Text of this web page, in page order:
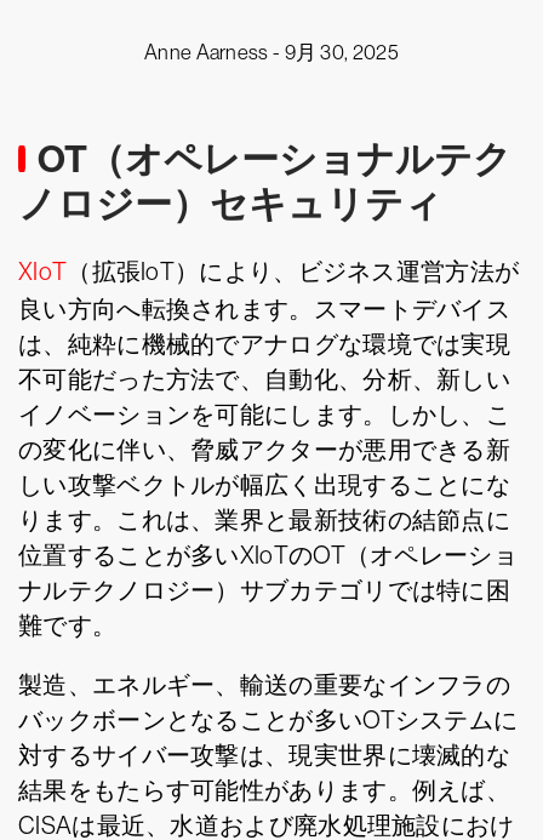
Anne Aarness - 9月 30, 2025
OT（オペレーショナルテク
ノロジー）セキュリティ
XIoT （拡張IoT）により、ビジネス運営方法が
良い方向へ転換されます。スマートデバイス
は、純粋に機械的でアナログな環境では実現
不可能だった方法で、自動化、分析、新しい
イノベーションを可能にします。しかし、こ
の変化に伴い、脅威アクターが悪用できる新
しい攻撃ベクトルが幅広く出現することにな
ります。これは、業界と最新技術の結節点に
位置することが多いXIoTのOT（オペレーショ
ナルテクノロジー）サブカテゴリでは特に困
難です。
製造、エネルギー、輸送の重要なインフラの
バックボーンとなることが多いOTシステムに
対するサイバー攻撃は、現実世界に壊滅的な
結果をもたらす可能性があります。例えば、
CISAは最近、水道および廃水処理施設におけ